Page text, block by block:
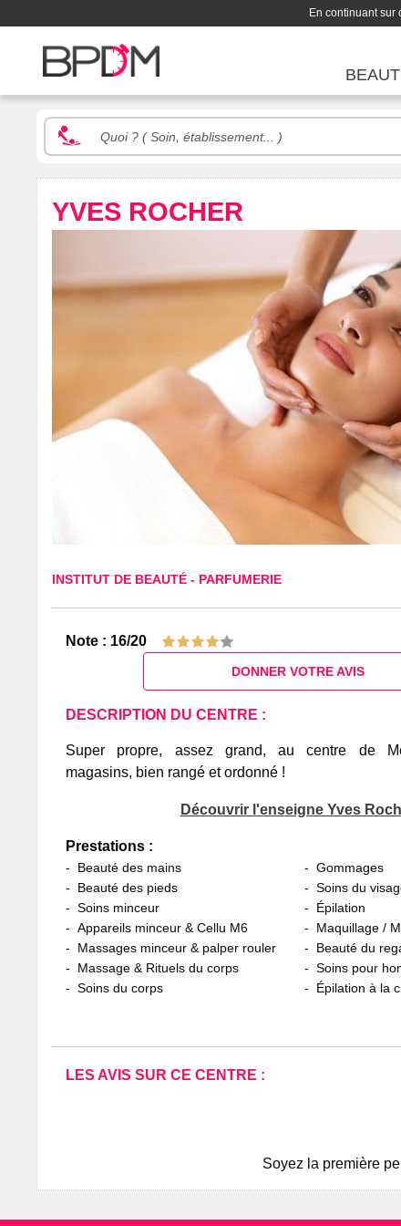
En continuant sur
YVES ROCHER
INSTITUT DE BEAUTÉ- PARFUMERIE
Note : 16/20
DONNER VOTRE AVIS
DESCRIPTION DU CENTRE :
Super propre, assez grand, au centre de
magasins, bien rangé et ordonné !
Découvrir l'enseigne Yves
Prestations :
Beauté des mains
Beauté des pieds
Soins minceur
Appareils minceur & Cellu M6
Massages minceur & palper rouler
Massage & Rituels du corps
Soins du corps
Gommages
Soins du
Épilation
Maquillage /
Beauté du
Soins pour
Épilation à la
LES AVIS SUR CE CENTRE :
Soyez la première